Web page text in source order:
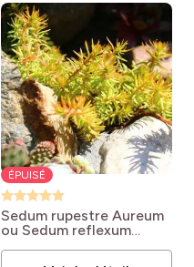
ÉPUISÉ
Sedum rupestre Aureum
ou Sedum reflexum